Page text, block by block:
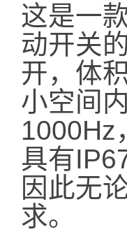
这是一
动开关
开，体
小空间
1000Hz
具有
因此无
求。